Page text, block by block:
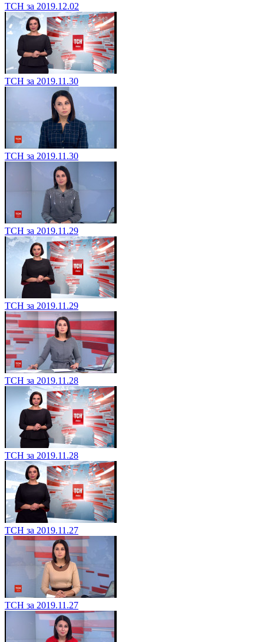
ТСН за 2019.12.02
ТСН за 2019.11.30
ТСН за 2019.11.30
ТСН за 2019.11.29
ТСН за 2019.11.29
ТСН за 2019.11.28
ТСН за 2019.11.28
ТСН за 2019.11.27
ТСН за 2019.11.27